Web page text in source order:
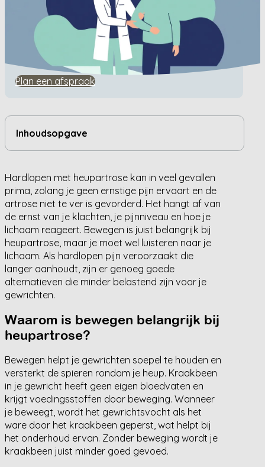
Kennisbank Mag je hardlopen met heupartrose?
Mag je hardlopen met
heupartrose?
Plan een afspraak
Inhoudsopgave
Hardlopen met heupartrose kan in veel gevallen
prima, zolang je geen ernstige pijn ervaart en de
artrose niet te ver is gevorderd. Het hangt af van
de ernst van je klachten, je pijnniveau en hoe je
lichaam reageert. Bewegen is juist belangrijk bij
heupartrose, maar je moet wel luisteren naar je
lichaam. Als hardlopen pijn veroorzaakt die
langer aanhoudt, zijn er genoeg goede
alternatieven die minder belastend zijn voor je
gewrichten.
Waarom is bewegen belangrijk bij
heupartrose?
Bewegen helpt je gewrichten soepel te houden en
versterkt de spieren rondom je heup. Kraakbeen
in je gewricht heeft geen eigen bloedvaten en
krijgt voedingsstoffen door beweging. Wanneer
je beweegt, wordt het gewrichtsvocht als het
ware door het kraakbeen geperst, wat helpt bij
het onderhoud ervan. Zonder beweging wordt je
kraakbeen juist minder goed gevoed.